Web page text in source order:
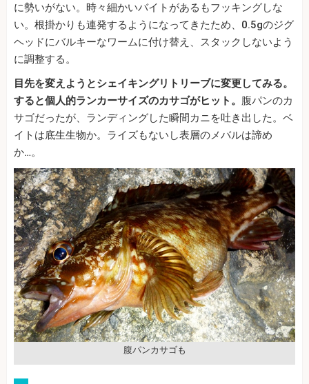
に勢いがない。時々細かいバイトがあるもフッキングしな
い。根掛かりも連発するようになってきたため、0.5gのジグ
ヘッドにバルキーなワームに付け替え、スタックしないよう
に調整する。
目先を変えようとシェイキングリトリーブに変更してみる。
すると個人的ランカーサイズのカサゴがヒット。 腹パンのカ
サゴだったが、ランディングした瞬間カニを吐き出した。ベ
イトは底生生物か。ライズもないし表層のメバルは諦め
か…。
腹パンカサゴも